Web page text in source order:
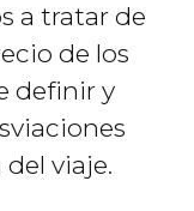
a tratar de
de los
definir y
viaje.